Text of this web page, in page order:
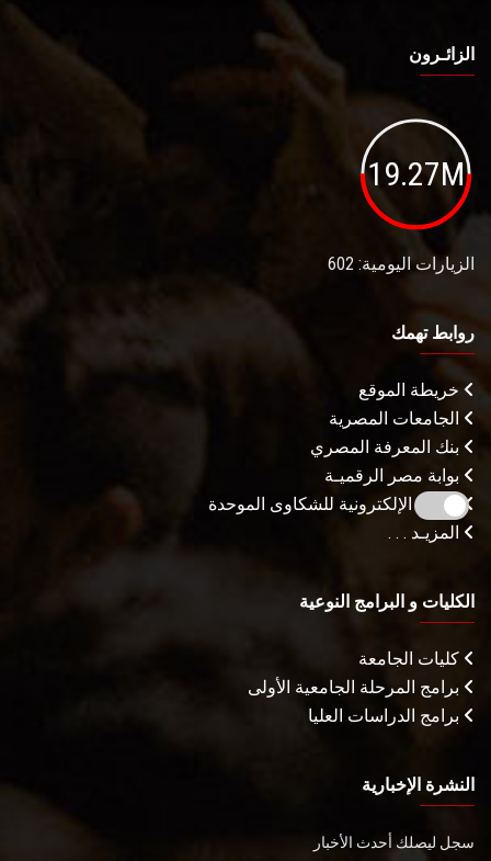
الزائـرون
19.27M
الزيارات اليومية: 602
روابط تهمك
خريطة الموقع
الجامعات المصرية
بنك المعرفة المصري
بوابة مصر الرقميـة
البوابة الإلكترونية للشكاوى الموحدة
المزيـد . . .
الكليات و البرامج النوعية
كليات الجامعة
برامج المرحلة الجامعية الأولى
برامج الدراسات العليا
النشرة الإخبارية
سجل ليصلك أحدث الأخبار